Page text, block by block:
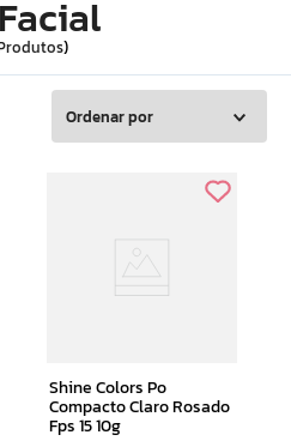
Ordenar por
Shine Colors Po
Compacto Claro Rosado
Fps 15 10g